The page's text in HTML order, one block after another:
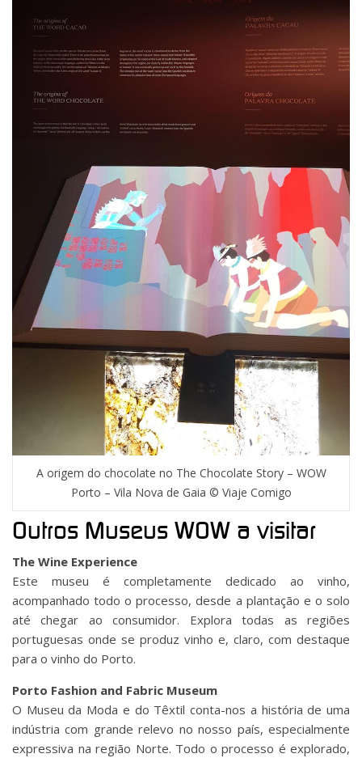
A origem do chocolate no The Chocolate Story – WOW
Porto – Vila Nova de Gaia © Viaje Comigo
Outros Museus WOW a visitar
The Wine Experience
Este museu é completamente dedicado ao vinho,
acompanhado todo o processo, desde a plantação e o solo
até chegar ao consumidor. Explora todas as regiões
portuguesas onde se produz vinho e, claro, com destaque
para o vinho do Porto.
Porto Fashion and Fabric Museum
O Museu da Moda e do Têxtil conta-nos a história de uma
indústria com grande relevo no nosso país, especialmente
expressiva na região Norte. Todo o processo é explorado,